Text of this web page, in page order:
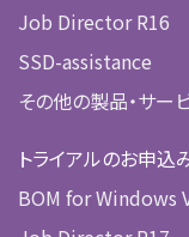
Job Director R16
SSD-assistance
その他の製品・サー
トライアルのお申込
BOM for Windows